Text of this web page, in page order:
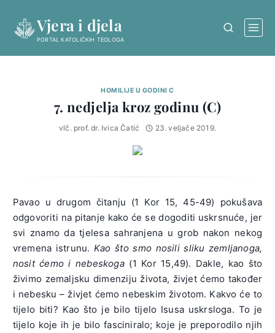
content
Vjera i djela
PORTAL KATOLIČKIH TEOLOGA
HOMILIJE U GODINI C
7. nedjelja kroz godinu (C)
vlč. prof. dr. Ivica Čatić 23. veljače 2019.
Pavao u drugom čitanju (1 Kor 15, 45-49) pokušava
odgovoriti na pitanje kako će se dogoditi uskrsnuće, jer
svi znamo da tjelesa sahranjena u grob nakon nekog
vremena istrunu.Kao što smo nosili sliku zemljanoga,
nosit ćemo i nebeskoga(1 Kor 15,49). Dakle, kao što
živimo zemaljsku dimenziju života, živjet ćemo također
i nebesku – živjet ćemo nebeskim životom. Kakvo će to
tijelo biti? Kao što je bilo tijelo Isusa uskrsloga. To je
tijelo koje ih je bilo fasciniralo; koje je preporodilo njih